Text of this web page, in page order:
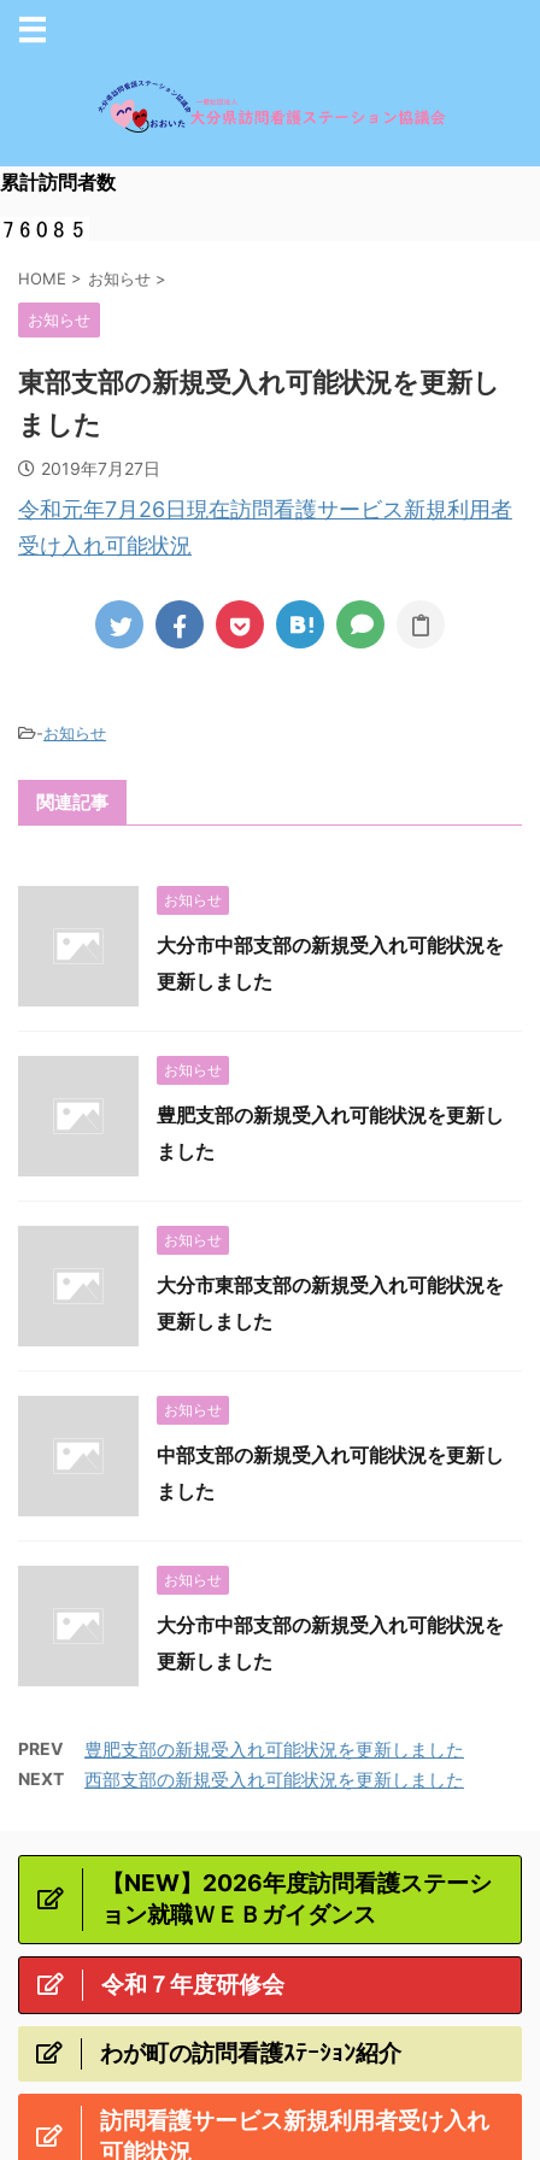
累計訪問者数
HOME > お知らせ >
お知らせ
東部支部の新規受入れ可能状況を更新し
ました
2019年7月27日
令和元年7月26日現在訪問看護サービス新規利用者
受け入れ可能状況
-お知らせ
関連記事
お知らせ
大分市中部支部の新規受入れ可能状況を
更新しました
お知らせ
豊肥支部の新規受入れ可能状況を更新し
ました
お知らせ
大分市東部支部の新規受入れ可能状況を
更新しました
お知らせ
中部支部の新規受入れ可能状況を更新し
ました
お知らせ
大分市中部支部の新規受入れ可能状況を
更新しました
PREV 豊肥支部の新規受入れ可能状況を更新しました
NEXT 西部支部の新規受入れ可能状況を更新しました
【NEW】2026年度訪問看護ステーシ
ョン就職ＷＥＢガイダンス
令和７年度研修会
わが町の訪問看護ｽﾃｰｼｮﾝ紹介
訪問看護サービス新規利用者受け入れ
可能状況